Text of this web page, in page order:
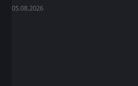
05.08.2026